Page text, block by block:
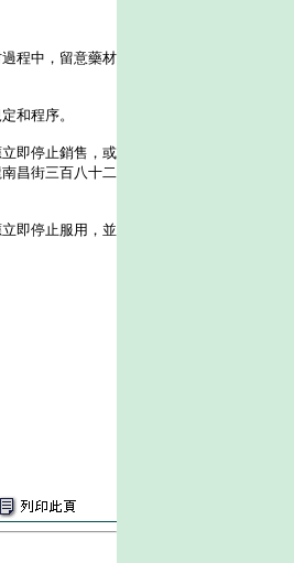
程中，留意藥材
和程序。
即停止銷售，或
昌街三百八十二
即停止服用，並